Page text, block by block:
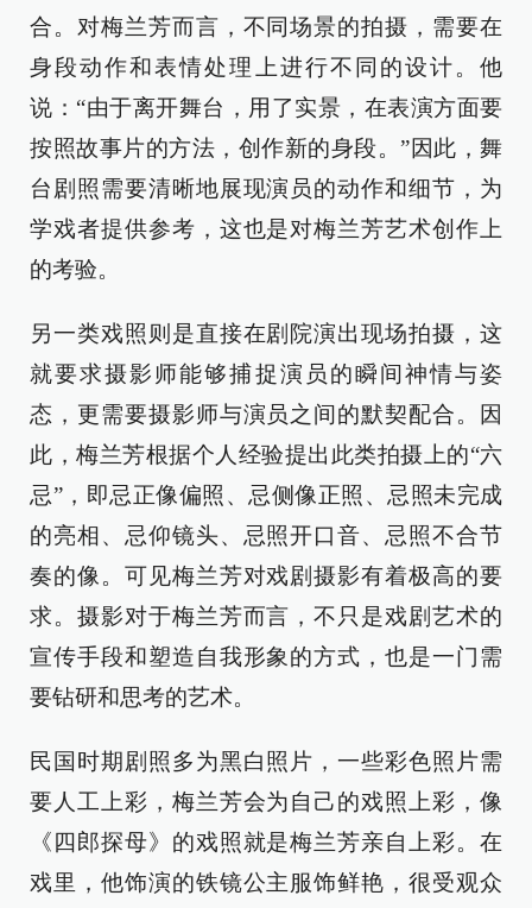
合。对梅兰芳而言，不同场景的拍摄，需要在
身段动作和表情处理上进行不同的设计。他
说：“由于离开舞台，用了实景，在表演方面要
按照故事片的方法，创作新的身段。”因此，舞
台剧照需要清晰地展现演员的动作和细节，为
学戏者提供参考，这也是对梅兰芳艺术创作上
的考验。
另一类戏照则是直接在剧院演出现场拍摄，这
就要求摄影师能够捕捉演员的瞬间神情与姿
态，更需要摄影师与演员之间的默契配合。因
此，梅兰芳根据个人经验提出此类拍摄上的“六
忌”，即忌正像偏照、忌侧像正照、忌照未完成
的亮相、忌仰镜头、忌照开口音、忌照不合节
奏的像。可见梅兰芳对戏剧摄影有着极高的要
求。摄影对于梅兰芳而言，不只是戏剧艺术的
宣传手段和塑造自我形象的方式，也是一门需
要钻研和思考的艺术。
民国时期剧照多为黑白照片，一些彩色照片需
要人工上彩，梅兰芳会为自己的戏照上彩，像
《四郎探母》的戏照就是梅兰芳亲自上彩。在
戏里，他饰演的铁镜公主服饰鲜艳，很受观众